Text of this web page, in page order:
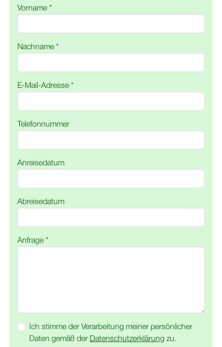
Vorname *
Nachname *
E-Mail-Adresse *
Telefonnummer
Anreisedatum
Abreisedatum
Anfrage *
Ich stimme der Verarbeitung meiner persönlicher
Daten gemäß der
Datenschutzerklärung zu.